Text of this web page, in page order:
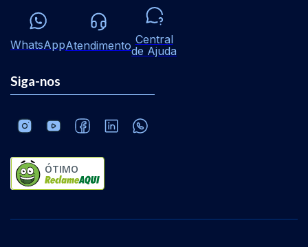
WhatsAppAtendimento Central
de Ajuda
Siga-nos
ÓTIMO